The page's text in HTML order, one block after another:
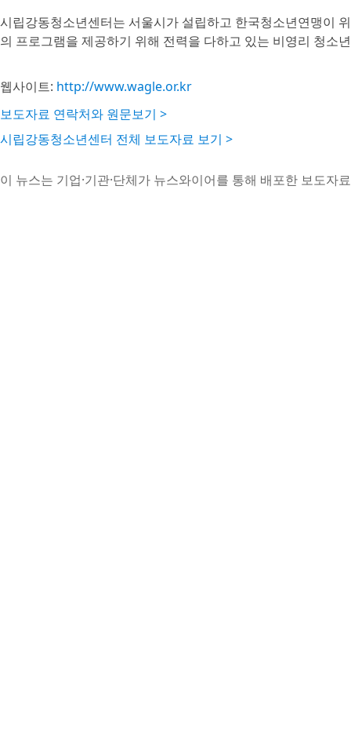
시립강동청소년센터는 서울시가 설립하고 한국청소년연맹이
의 프로그램을 제공하기 위해 전력을 다하고 있는 비영리 청소
웹사이트: http://www.wagle.or.kr
보도자료 연락처와 원문보기 >
시립강동청소년센터 전체 보도자료 보기 >
이 뉴스는 기업·기관·단체가 뉴스와이어를 통해 배포한 보도자